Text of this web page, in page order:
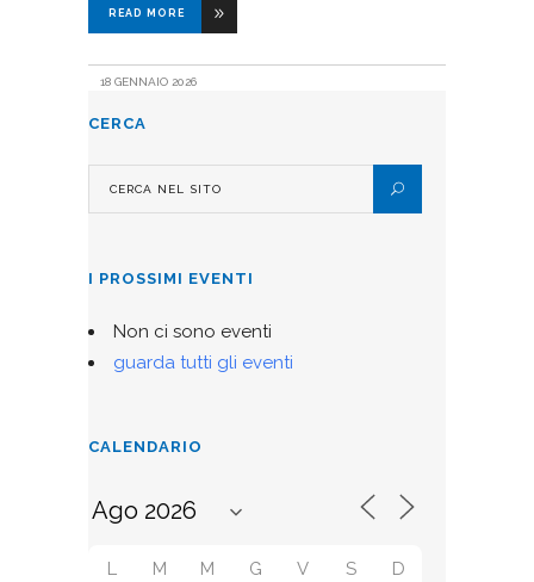
READ MORE
18 GENNAIO 2026
CERCA
I PROSSIMI EVENTI
Non ci sono eventi
guarda tutti gli eventi
CALENDARIO
L M M G V S D